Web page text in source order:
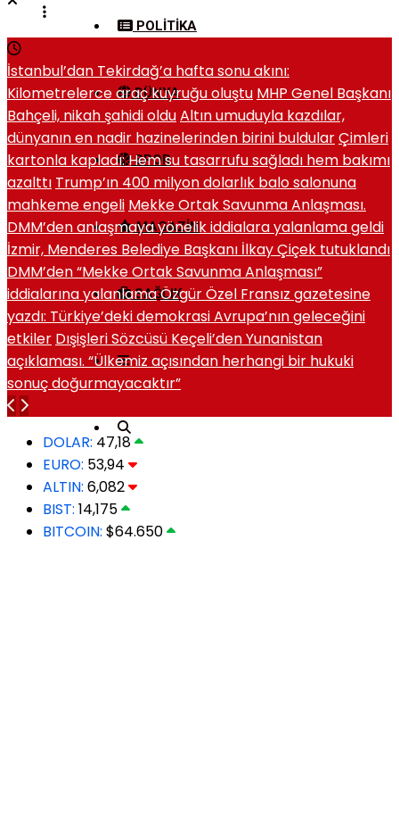
POLITIKA
DÜNYA
SPOR
MAGAZIN
SAĞLIK
İstanbul’dan Tekirdağ’a hafta sonu akını:
Kilometrelerce araç kuyruğu oluştu MHP Genel Başkanı
Bahçeli, nikah şahidi olduAltın umuduyla kazdılar,
dünyanın en nadir hazinelerinden birini buldularÇimleri
kartonla kapladı: Hem su tasarrufu sağladı hem bakımı
azalttı Trump’ın 400 milyon dolarlık balo salonuna
mahkeme engeli Mekke Ortak Savunma Anlaşması.
DMM’den anlaşmaya yönelik iddialara yalanlama geldi
İzmir, Menderes Belediye Başkanı İlkay Çiçek tutuklandı
DMM’den “Mekke Ortak Savunma Anlaşması”
iddialarına yalanlamaÖzgür Özel Fransız gazetesine
yazdı: Türkiye’deki demokrasi Avrupa’nın geleceğini
etkiler Dışişleri Sözcüsü Keçeli’den Yunanistan
açıklaması. “Ülkemiz açısından herhangi bir hukuki
sonuç doğurmayacaktır”
DOLAR: 47,18
EURO: 53,94
ALTIN: 6,082
BIST: 14,175
BITCOIN: $64.650